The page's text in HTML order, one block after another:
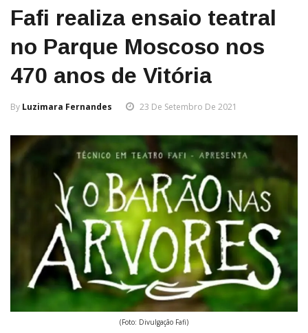
Fafi realiza ensaio teatral
no Parque Moscoso nos
470 anos de Vitória
By Luzimara Fernandes 23 De Setembro De 2021
(Foto: Divulgação Fafi)